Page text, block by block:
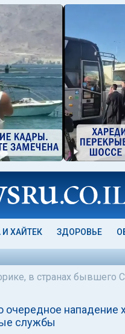
И ХАЙТЕК ЗДОРОВЬЕ
в странах бывшего
нападение
службы